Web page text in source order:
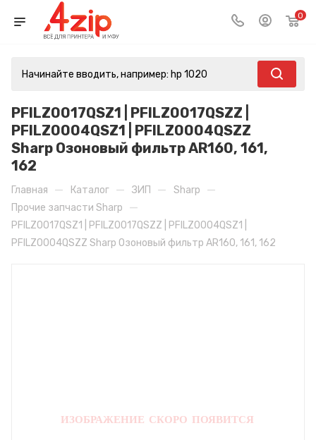
0
PFILZ0017QSZ1 | PFILZ0017QSZZ |
PFILZ0004QSZ1 | PFILZ0004QSZZ
Sharp Озоновый фильтр AR160, 161,
162
Главная — Каталог — ЗИП — Sharp —
Прочие запчасти Sharp —
PFILZ0017QSZ1 | PFILZ0017QSZZ | PFILZ0004QSZ1 |
PFILZ0004QSZZ Sharp Озоновый фильтр AR160, 161, 162